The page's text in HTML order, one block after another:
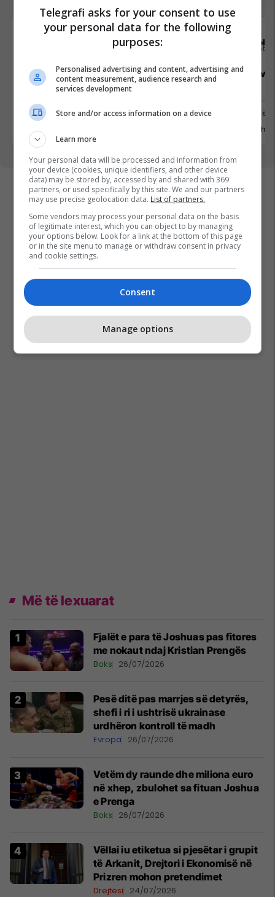
Specialist Mishi (Kasap)
Ferizaj
3 Gusht 2026
Sales
Prishtinë
29 Gusht
Më të lexuarat
Fjalët e para të Joshuas pas fitores
me nokaut ndaj Kristian Prengës
Boks 26/07/2026
Pesë ditë pas marrjes së detyrës,
shefi i ri i ushtrisë ukrainase
urdhëron kontroll të madh
Evropa 26/07/2026
Vetëm dy raunde dhe miliona euro
në xhep, zbulohet sa fituan Joshua
e Prenga
Boks 26/07/2026
Vëllai iu etiketua si pjesëtar i grupit
të Arkanit, Drejtori i Ekonomisë në
Prizren mohon pretendimet
Drejtësi 24/07/2026
Telegrafi asks for your consent to use
your personal data for the following
purposes:
Personalised advertising and content, advertising and
content measurement, audience research and
services development
Store and/or access information on a device
Learn more
Your personal data will be processed and information from
your device (cookies, unique identifiers, and other device
data) may be stored by, accessed by and shared with 369
partners, or used specifically by this site. We and our partners
may use precise geolocation data. List of partners.
Some vendors may process your personal data on the basis
of legitimate interest, which you can object to by managing
your options below. Look for a link at the bottom of this page
or in the site menu to manage or withdraw consent in privacy
and cookie settings.
Consent
Manage options